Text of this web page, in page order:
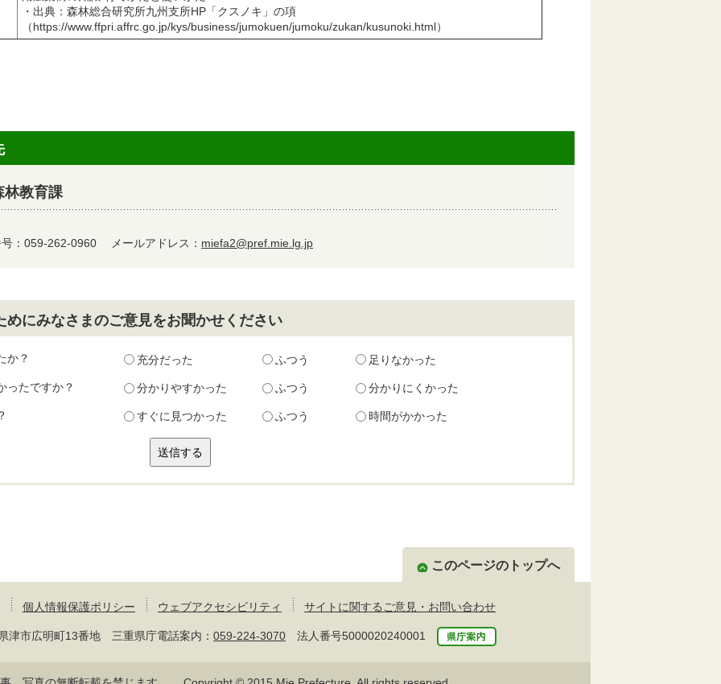
・出典：森林総合研究所九州支所HP「クスノキ」の項
（https://www.ffpri.affrc.go.jp/kys/business/jumokuen/jumoku/zukan/kusunoki.html）
教育課
：059-262-0960 メールアドレス： miefa2@pref.mie.lg.jp
にみなさまのご意見をお聞かせください
か？ 充分だった ふつう 足りなかった
ったですか？ 分かりやすかった ふつう 分かりにくかった
すぐに見つかった ふつう 時間がかかった
このページのトップへ
個人情報保護ポリシー ウェブアクセシビリティ サイトに関するご意見・お問い合わせ
市広明町13番地 三重県庁電話案内： 059-224-3070 法人番号5000020240001